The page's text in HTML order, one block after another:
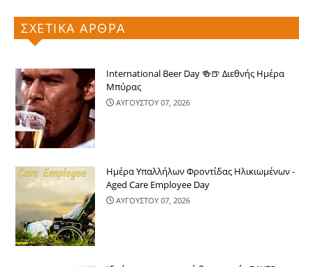
ΣΧΕΤΙΚΑ ΑΡΘΡΑ
International Beer Day 🍻🍺 Διεθνής Ημέρα
Μπύρας
ΑΥΓΟΥΣΤΟΥ 07, 2026
Ημέρα Υπαλλήλων Φροντίδας Ηλικιωμένων -
Aged Care Employee Day
ΑΥΓΟΥΣΤΟΥ 07, 2026